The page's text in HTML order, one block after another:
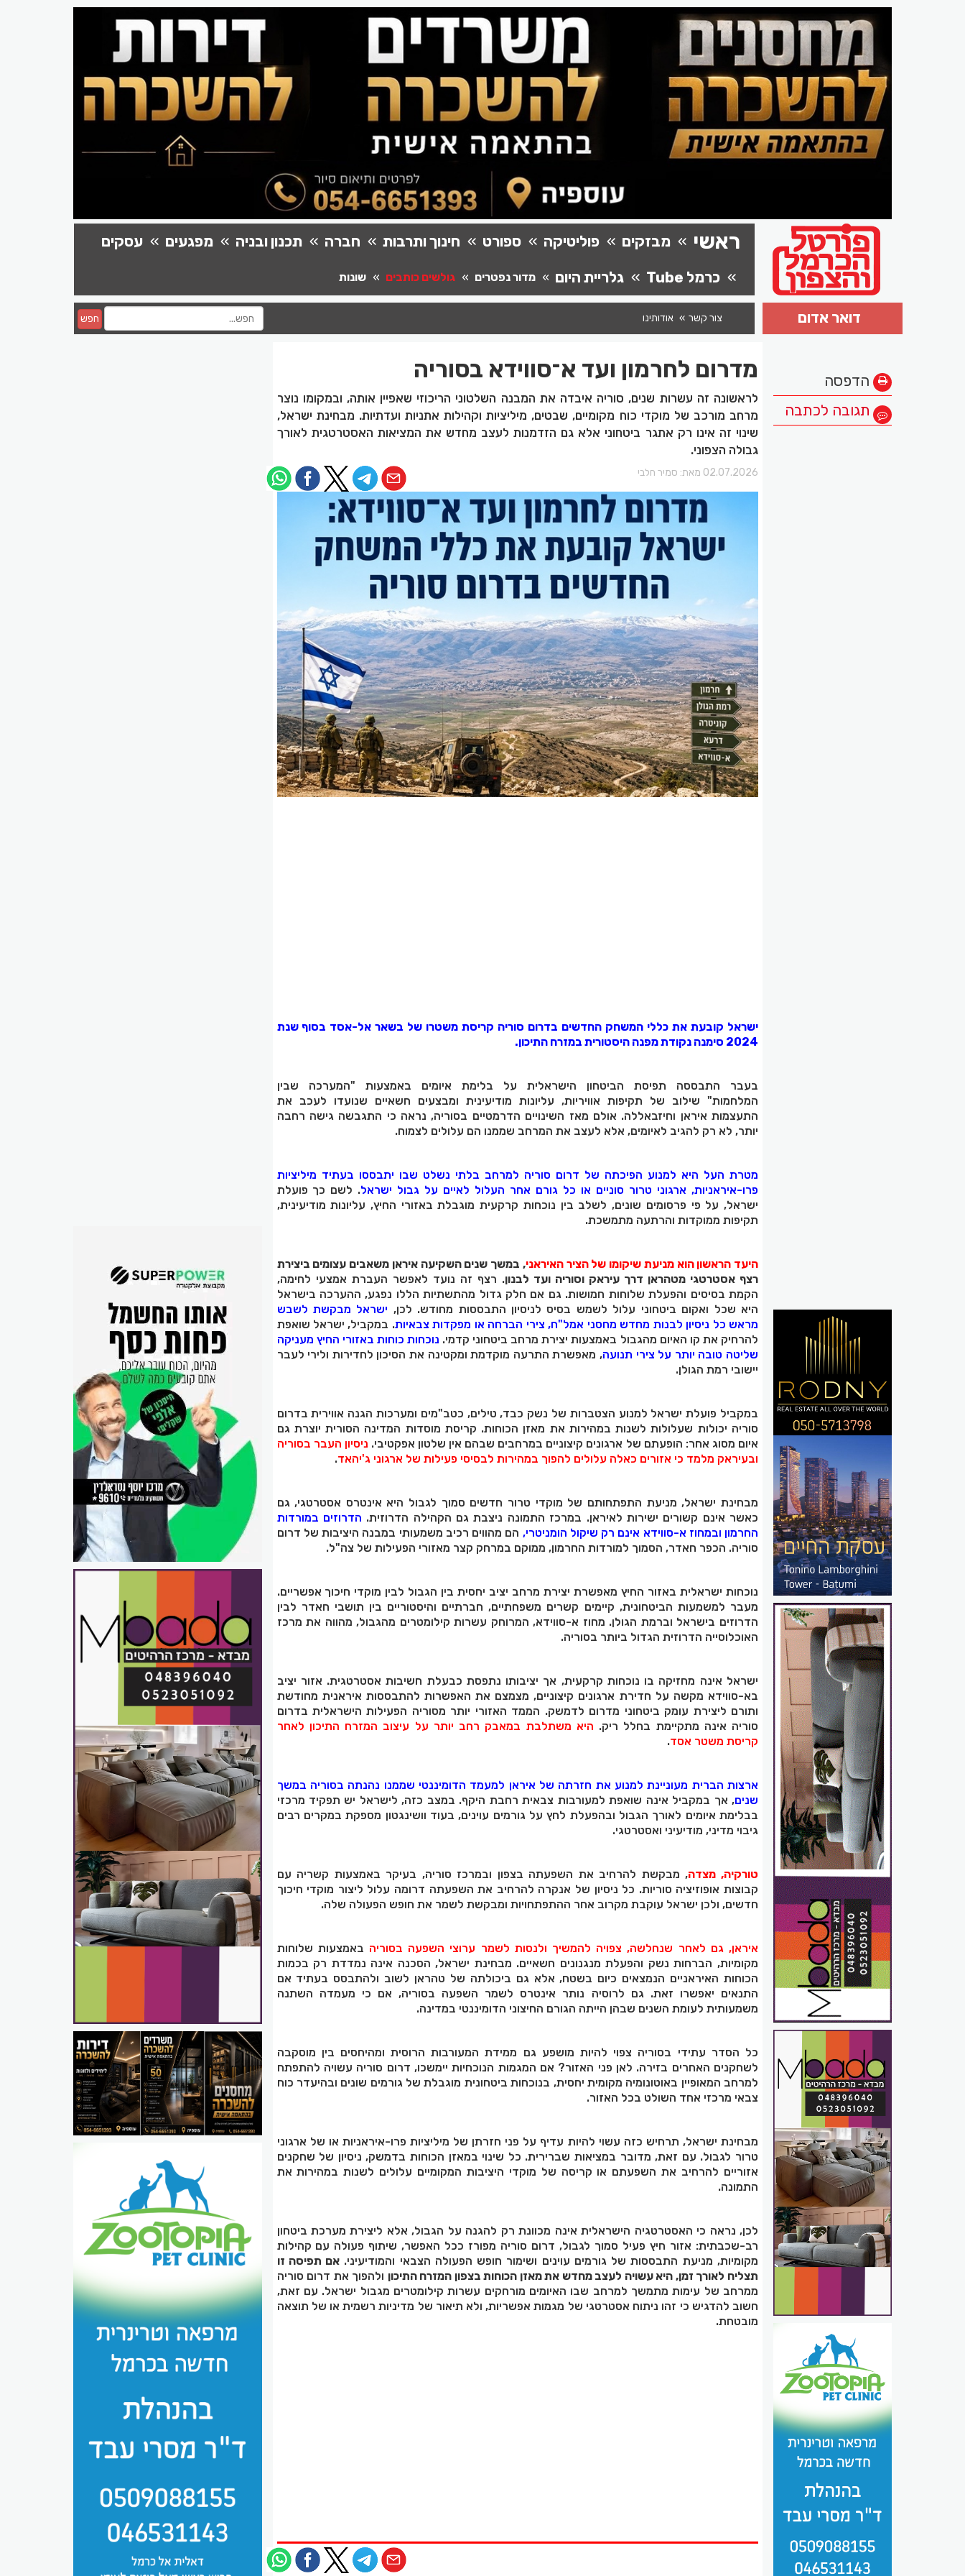
ראשי מבזקים פוליטיקה ספורט חינוך ותרבות חברה תכנון ובניה מפגעים
עסקים
כרמל Tube
גלריית היום מדור נפטרים גולשים כותבים שונות
צור קשר אודותינו חפש דואר אדום
הדפסה
תגובה לכתבה
מדרום לחרמון ועד א־סווידא בסוריה
לראשונה זה עשרות שנים, סוריה איבדה את המבנה השלטוני הריכוזי שאפיין אותה, ובמקומו נוצר
מרחב מורכב של מוקדי כוח מקומיים, שבטים, מיליציות וקהילות אתניות ועדתיות. מבחינת ישראל,
שינוי זה אינו רק אתגר ביטחוני אלא גם הזדמנות לעצב מחדש את המציאות האסטרטגית לאורך
גבולה הצפוני.
02.07.2026 מאת: סמיר חלבי
ישראל קובעת את כללי המשחק החדשים בדרום סוריה קריסת משטרו של בשאר אל-אסד בסוף שנת
2024 סימנה נקודת מפנה היסטורית במזרח התיכון.
בעבר התבססה תפיסת הביטחון הישראלית על בלימת איומים באמצעות "המערכה שבין
המלחמות" שילוב של תקיפות אוויריות, עליונות מודיעינית ומבצעים חשאיים שנועדו לעכב את
התעצמות איראן וחיזבאללה. אולם מאז השינויים הדרמטיים בסוריה, נראה כי התגבשה גישה רחבה
יותר, לא רק להגיב לאיומים, אלא לעצב את המרחב שממנו הם עלולים לצמוח.
מטרת העל היא למנוע הפיכתה של דרום סוריה למרחב בלתי נשלט שבו יתבססו בעתיד מיליציות
פרו-איראניות, ארגוני טרור סוניים או כל גורם אחר העלול לאיים על גבול ישראל. לשם כך פועלת
ישראל, על פי פרסומים שונים, לשלב בין נוכחות קרקעית מוגבלת באזורי החיץ, עליונות מודיעינית,
תקיפות ממוקדות והרתעה מתמשכת.
היעד הראשון הוא מניעת שיקומו של הציר האיראני, במשך שנים השקיעה איראן משאבים עצומים ביצירת
רצף אסטרטגי מטהראן דרך עיראק וסוריה ועד לבנון. רצף זה נועד לאפשר העברת אמצעי לחימה,
הקמת בסיסים והפעלת שלוחות חמושות. גם אם חלק גדול מהתשתיות הללו נפגע, ההערכה בישראל
היא שכל ואקום ביטחוני עלול לשמש בסיס לניסיון התבססות מחודש. לכן, ישראל מבקשת לשבש
מראש כל ניסיון לבנות מחדש מחסני אמל"ח, צירי הברחה או מפקדות צבאיות. במקביל, ישראל שואפת
להרחיק את קו האיום מהגבול באמצעות יצירת מרחב ביטחוני קדמי. נוכחות כוחות באזורי החיץ מעניקה
שליטה טובה יותר על צירי תנועה, מאפשרת התרעה מוקדמת ומקטינה את הסיכון לחדירות ולירי לעבר
יישובי רמת הגולן.
במקביל פועלת ישראל למנוע הצטברות של נשק כבד, טילים, כטב"מים ומערכות הגנה אווירית בדרום
סוריה יכולות שעלולות לשנות במהירות את מאזן הכוחות. קריסת מוסדות המדינה הסורית יוצרת גם
איום מסוג אחר: הופעתם של ארגונים קיצוניים במרחבים שבהם אין שלטון אפקטיבי. ניסיון העבר בסוריה
ובעיראק מלמד כי אזורים כאלה עלולים להפוך במהירות לבסיסי פעילות של ארגוני ג'יהאד.
מבחינת ישראל, מניעת התפתחותם של מוקדי טרור חדשים סמוך לגבול היא אינטרס אסטרטגי, גם
כאשר אינם קשורים ישירות לאיראן. במרכז התמונה ניצבת גם הקהילה הדרוזית. הדרוזים במורדות
החרמון ובמחוז א-סווידא אינם רק שיקול הומניטרי, הם מהווים רכיב משמעותי במבנה היציבות של דרום
סוריה. הכפר חאדר, הסמוך למורדות החרמון, ממוקם במרחק קצר מאזורי הפעילות של צה"ל.
נוכחות ישראלית באזור החיץ מאפשרת יצירת מרחב יציב יחסית בין הגבול לבין מוקדי חיכוך אפשריים.
מעבר למשמעות הביטחונית, קיימים קשרים משפחתיים, חברתיים והיסטוריים בין תושבי חאדר לבין
הדרוזים בישראל וברמת הגולן. מחוז א-סווידא, המרוחק עשרות קילומטרים מהגבול, מהווה את מרכז
האוכלוסייה הדרוזית הגדול ביותר בסוריה.
ישראל אינה מחזיקה בו נוכחות קרקעית, אך יציבותו נתפסת כבעלת חשיבות אסטרטגית. אזור יציב
בא-סווידא מקשה על חדירת ארגונים קיצוניים, מצמצם את האפשרות להתבססות איראנית מחודשת
ותורם ליצירת עומק ביטחוני מדרום לדמשק. הממד האזורי יותר מסוריה הפעילות הישראלית בדרום
סוריה אינה מתקיימת בחלל ריק. היא משתלבת במאבק רחב יותר על עיצוב המזרח התיכון לאחר
קריסת משטר אסד.
ארצות הברית מעוניינת למנוע את חזרתה של איראן למעמד הדומיננטי שממנו נהנתה בסוריה במשך
שנים, אך במקביל אינה שואפת למעורבות צבאית רחבת היקף. במצב כזה, לישראל יש תפקיד מרכזי
בבלימת איומים לאורך הגבול ובהפעלת לחץ על גורמים עוינים, בעוד וושינגטון מספקת במקרים רבים
גיבוי מדיני, מודיעיני ואסטרטגי.
טורקיה, מצדה, מבקשת להרחיב את השפעתה בצפון ובמרכז סוריה, בעיקר באמצעות קשריה עם
קבוצות אופוזיציה סוריות. כל ניסיון של אנקרה להרחיב את השפעתה דרומה עלול ליצור מוקדי חיכוך
חדשים, ולכן ישראל עוקבת מקרוב אחר ההתפתחויות ומבקשת לשמר את חופש הפעולה שלה.
איראן, גם לאחר שנחלשה, צפויה להמשיך ולנסות לשמר ערוצי השפעה בסוריה באמצעות שלוחות
מקומיות, הברחות נשק והפעלת מנגנונים חשאיים. מבחינת ישראל, הסכנה אינה נמדדת רק בכמות
הכוחות האיראניים הנמצאים כיום בשטח, אלא גם ביכולתה של טהראן לשוב ולהתבסס בעתיד אם
התנאים יאפשרו זאת. גם לרוסיה נותר אינטרס לשמר השפעה בסוריה, אם כי מעמדה השתנה
משמעותית לעומת השנים שבהן הייתה הגורם החיצוני הדומיננטי במדינה.
כל הסדר עתידי בסוריה צפוי להיות מושפע גם ממידת המעורבות הרוסית ומהיחסים בין מוסקבה
לשחקנים האחרים בזירה. לאן פני האזור? אם המגמות הנוכחיות יימשכו, דרום סוריה עשויה להתפתח
למרחב המאופיין באוטונומיה מקומית יחסית, בנוכחות ביטחונית מוגבלת של גורמים שונים ובהיעדר כוח
צבאי מרכזי אחד השולט בכל האזור.
מבחינת ישראל, תרחיש כזה עשוי להיות עדיף על פני חזרתן של מיליציות פרו-איראניות או של ארגוני
טרור לגבול. עם זאת, מדובר במציאות שברירית. כל שינוי במאזן הכוחות בדמשק, ניסיון של שחקנים
אזוריים להרחיב את השפעתם או קריסה של מוקדי היציבות המקומיים עלולים לשנות במהירות את
התמונה.
לכן, נראה כי האסטרטגיה הישראלית אינה מכוונת רק להגנה על הגבול, אלא ליצירת מערכת ביטחון
רב-שכבתית: אזור חיץ פעיל סמוך לגבול, דרום סוריה מפורז ככל האפשר, שיתוף פעולה עם קהילות
מקומיות, מניעת התבססות של גורמים עוינים ושימור חופש הפעולה הצבאי והמודיעיני. אם תפיסה זו
תצליח לאורך זמן, היא עשויה לעצב מחדש את מאזן הכוחות בצפון המזרח התיכון ולהפוך את דרום סוריה
ממרחב של עימות מתמשך למרחב שבו האיומים מורחקים עשרות קילומטרים מגבול ישראל. עם זאת,
חשוב להדגיש כי זהו ניתוח אסטרטגי של מגמות אפשריות, ולא תיאור של מדיניות רשמית או של תוצאה
מובטחת.